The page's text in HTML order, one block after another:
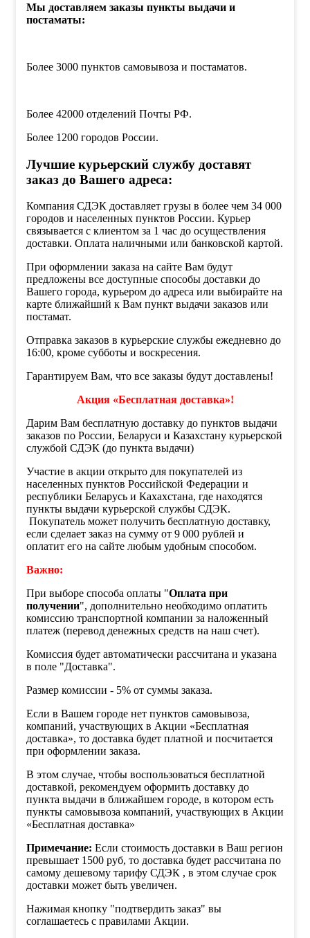
Мы доставляем заказы пункты выдачи и
постаматы:
Более 3000 пунктов самовывоза и постаматов.
Более 42000 отделений Почты РФ.
Более 1200 городов России.
Лучшие курьерский службу доставят
заказ до Вашего адреса:
Компания СДЭК доставляет грузы в более чем 34 000
городов и населенных пунктов России. Курьер
связывается с клиентом за 1 час до осуществления
доставки. Оплата наличными или банковской картой.
При оформлении заказа на сайте Вам будут
предложены все доступные способы доставки до
Вашего города, курьером до адреса или выбирайте на
карте ближайший к Вам пункт выдачи заказов или
постамат.
Отправка заказов в курьерские службы ежедневно до
16:00, кроме субботы и воскресения.
Гарантируем Вам, что все заказы будут доставлены!
Акция «Бесплатная доставка»!
Дарим Вам бесплатную доставку до пунктов выдачи
заказов по России, Беларуси и Казахстану курьерской
службой СДЭК (до пункта выдачи)
Участие в акции открыто для покупателей из
населенных пунктов Российской Федерации и
республики Беларусь и Кахахстана, где находятся
пункты выдачи курьерской службы СДЭК.
Покупатель может получить бесплатную доставку,
если сделает заказ на сумму от 9 000 рублей и
оплатит его на сайте любым удобным способом.
Важно:
При выборе способа оплаты "Оплата при
получении", дополнительно необходимо оплатить
комиссию транспортной компании за наложенный
платеж (перевод денежных средств на наш счет).
Комиссия будет автоматически рассчитана и указана
в поле "Доставка".
Размер комиссии - 5% от суммы заказа.
Если в Вашем городе нет пунктов самовывоза,
компаний, участвующих в Акции «Бесплатная
доставка», то доставка будет платной и посчитается
при оформлении заказа.
В этом случае, чтобы воспользоваться бесплатной
доставкой, рекомендуем оформить доставку до
пункта выдачи в ближайшем городе, в котором есть
пункты самовывоза компаний, участвующих в Акции
«Бесплатная доставка»
Примечание: Если стоимость доставки в Ваш регион
превышает 1500 руб, то доставка будет рассчитана по
самому дешевому тарифу СДЭК , в этом случае срок
доставки может быть увеличен.
Нажимая кнопку "подтвердить заказ" вы
соглашаетесь с правилами Акции.